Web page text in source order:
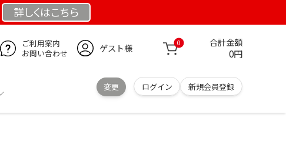
詳しくはこちら
ご利用案内
お問い合わせ
ゲスト様 0 合計金額
0円
変更 ログイン 新規会員登録